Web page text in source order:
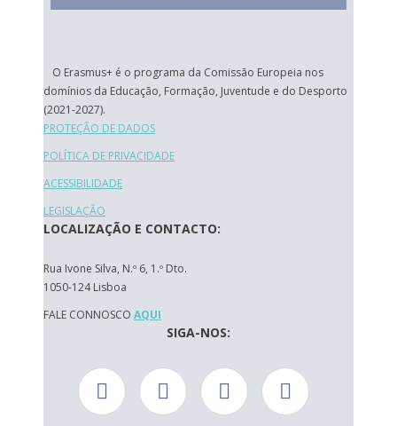
O Erasmus+ é o programa da Comissão Europeia nos
domínios da Educação, Formação, Juventude e do Desporto
(2021-2027).
PROTEÇÃO DE DADOS
POLÍTICA DE PRIVACIDADE
ACESSIBILIDADE
LEGISLAÇÃO
LOCALIZAÇÃO E CONTACTO:
Rua Ivone Silva, N.º 6, 1.º Dto.
1050-124 Lisboa
FALE CONNOSCO AQUI
SIGA-NOS: